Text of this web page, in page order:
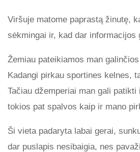
Viršuje matome paprastą žinutę,
sėkmingai ir, kad dar informacijos
Žemiau pateikiamos man
Kadangi pirkau sportines kelnes,
Tačiau džemperiai man gali
tokios pat spalvos kaip ir mano
Ši vieta padaryta labai gerai,
dar puslapis nesibaigia, nes